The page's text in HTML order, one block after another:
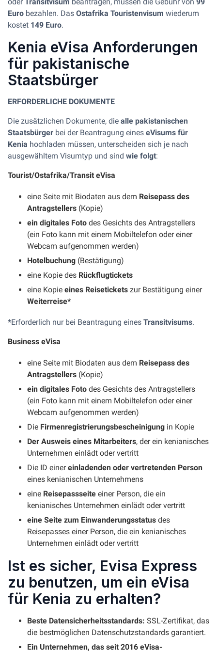
Euro bezahlen. Das Ostafrika Touristenvisum wiederum
kostet 149 Euro.
Kenia eVisa Anforderungen
für pakistanische
Staatsbürger
ERFORDERLICHE DOKUMENTE
Die zusätzlichen Dokumente, die alle pakistanischen
Staatsbürger bei der Beantragung eines eVisums für
Kenia hochladen müssen, unterscheiden sich je nach
ausgewähltem Visumtyp und sind wie folgt:
Tourist/Ostafrika/Transit eVisa
eine Seite mit Biodaten aus dem Reisepass des
Antragstellers (Kopie)
ein digitales Foto des Gesichts des Antragstellers
(ein Foto kann mit einem Mobiltelefon oder einer
Webcam aufgenommen werden)
Hotelbuchung (Bestätigung)
eine Kopie des Rückflugtickets
eine Kopie eines Reisetickets zur Bestätigung einer
Weiterreise*
*Erforderlich nur bei Beantragung eines Transitvisums.
Business eVisa
eine Seite mit Biodaten aus dem Reisepass des
Antragstellers (Kopie)
ein digitales Foto des Gesichts des Antragstellers
(ein Foto kann mit einem Mobiltelefon oder einer
Webcam aufgenommen werden)
Die Firmenregistrierungsbescheinigung in Kopie
Der Ausweis eines Mitarbeiters, der ein kenianisches
Unternehmen einlädt oder vertritt
Die ID einereinladenden oder vertretenden Person
eines kenianischen Unternehmens
eine Reisepassseite einer Person, die ein
kenianisches Unternehmen einlädt oder vertritt
eine Seite zum Einwanderungsstatus des
Reisepasses einer Person, die ein kenianisches
Unternehmen einlädt oder vertritt
Ist es sicher, Evisa Express
zu benutzen, um ein eVisa
für Kenia zu erhalten?
Beste Datensicherheitsstandards: SSL-Zertifikat, das
die bestmöglichen Datenschutzstandards garantiert.
Ein Unternehmen, das seit 2016 eVisa-